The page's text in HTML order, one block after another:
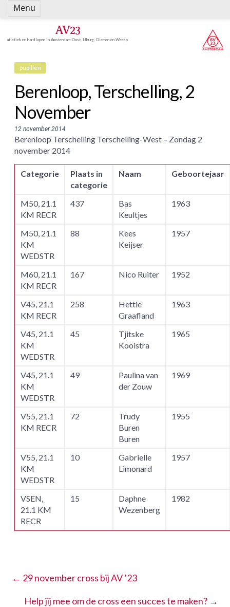
Spring
naar
AV23
atletiek en hardlopen in Amsterdam-Oost, IJburg, Diemen en Weesp
pupillen
Berenloop, Terschelling, 2
November
12 november 2014
Berenloop Terschelling Terschelling-West – Zondag 2
november 2014
Categorie
Plaats in
categorie
Naam Geboortejaar
M50, 21.1
KM RECR
437
Bas
Keultjes
1963
M50, 21.1
KM
WEDSTR
88
Kees
Keijser
1957
M60, 21.1
KM RECR
167 Nico Ruiter 1952
V45, 21.1
KM RECR
258
Hettie
Graafland
1963
V45, 21.1
KM
WEDSTR
45
Tjitske
Kooistra
1965
V45, 21.1
KM
WEDSTR
49
Paulina van
der Zouw
1969
V55, 21.1
KM RECR
72
Trudy
Buren
Buren
1955
V55, 21.1
KM
WEDSTR
10
Gabrielle
Limonard
1957
VSEN,
21.1 KM
RECR
15
Daphne
Wezenberg
1982
← 29 november cross bij AV ’23
Help jij mee om de cross een succes te maken? →
Menu